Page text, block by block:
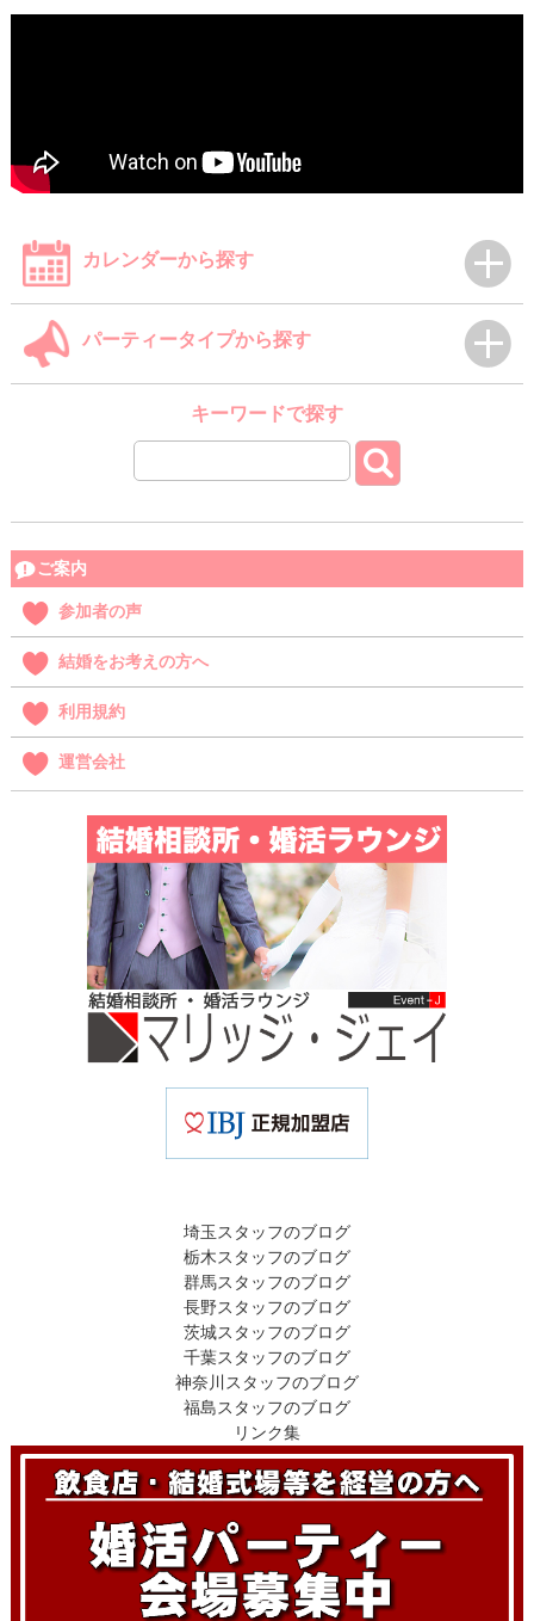
カレンダーから探す
パーティータイプから探す
キーワードで探す
ご案内
参加者の声
結婚をお考えの方へ
利用規約
運営会社
埼玉スタッフのブログ
栃木スタッフのブログ
群馬スタッフのブログ
長野スタッフのブログ
茨城スタッフのブログ
千葉スタッフのブログ
神奈川スタッフのブログ
福島スタッフのブログ
リンク集